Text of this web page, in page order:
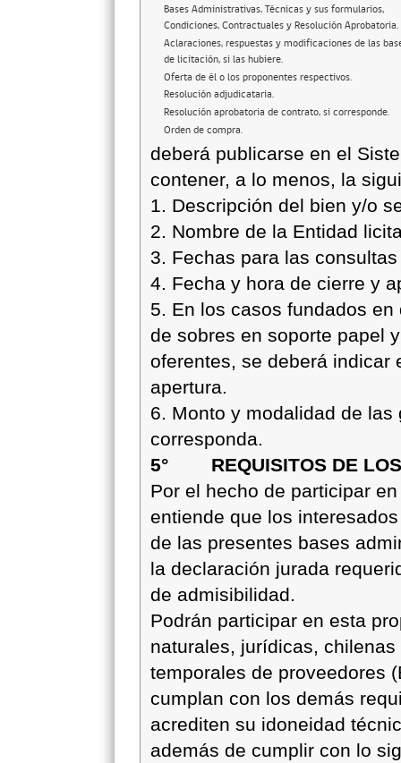
Bases Administrativas, Técnicas y sus formularios,
Condiciones, Contractuales y Resolución Aprobatoria.
Aclaraciones, respuestas y modificaciones de las
de licitación, si las hubiere.
Oferta de él o los proponentes respectivos.
Resolución adjudicataria.
Resolución aprobatoria de contrato, si corresponde.
Orden de compra.
deberá publicarse en el
contener, a lo menos, la
1. Descripción del bien y/o
2. Nombre de la Entidad
3. Fechas para las
4. Fecha y hora de cierre y
5. En los casos fundados
de sobres en soporte papel
oferentes, se deberá indicar
apertura.
6. Monto y modalidad de
corresponda.
5° REQUISITOS DE LOS
Por el hecho de participar
entiende que los
de las presentes bases
la declaración jurada
de admisibilidad.
Podrán participar en esta
naturales, jurídicas,
temporales de proveedores
cumplan con los demás
acrediten su idoneidad
además de cumplir con lo